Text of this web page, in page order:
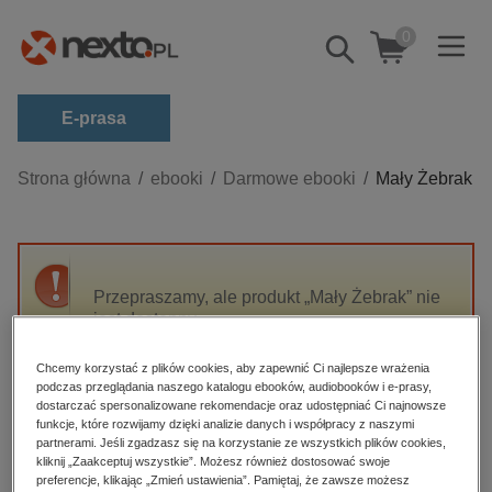
Pokaż/schowaj
wyszukiwarkę
0
E-prasa
Kategorie
biznesowe, branżowe, gospodarka
dzienniki
edukacja
hobby, sport, rozrywka
komputery, internet, technologie, informatyka
Strona główna ebooki Darmowe ebooki Mały Żebrak
Przepraszamy, ale produkt „Mały Żebrak” nie
jest dostępny.
High-contrast mode
Polecane
Chcemy korzystać z plików cookies, aby zapewnić Ci najlepsze wrażenia
podczas przeglądania naszego katalogu ebooków, audiobooków i e-prasy,
dostarczać spersonalizowane rekomendacje oraz udostępniać Ci najnowsze
funkcje, które rozwijamy dzięki analizie danych i współpracy z naszymi
partnerami. Jeśli zgadzasz się na korzystanie ze wszystkich plików cookies,
kliknij „Zaakceptuj wszystkie”. Możesz również dostosować swoje
preferencje, klikając „Zmień ustawienia”. Pamiętaj, że zawsze możesz